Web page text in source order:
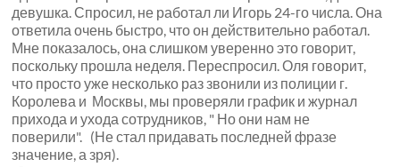
девушка. Спросил, не работал ли Игорь 24-го числа. Она
ответила очень быстро, что он действительно работал.
Мне показалось, она слишком уверенно это говорит,
поскольку прошла неделя. Переспросил. Оля говорит,
что просто уже несколько раз звонили из полиции г.
Королева и Москвы, мы проверяли график и журнал
прихода и ухода сотрудников, " Но они нам не
поверили". (Не стал придавать последней фразе
значение, а зря).